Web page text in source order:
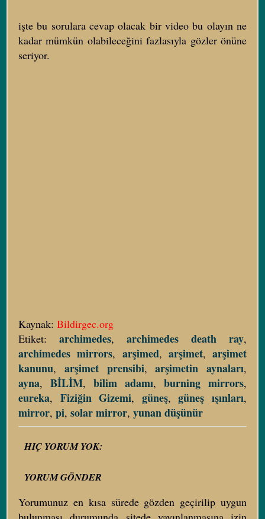
işte bu sorulara cevap olacak bir video bu olayın ne
kadar mümkün olabileceğini fazlasıyla gözler önüne
seriyor.
Kaynak:Bildirgec.org
Etiket:archimedes,archimedes death ray,
archimedes mirrors, arşimed, arşimet, arşimet
kanunu, arşimet prensibi,arşimetin aynaları,
ayna,BİLİM,bilim adamı, burning mirrors,
eureka, Fiziğin Gizemi, güneş,güneş ışınları,
mirror,pi,solar mirror,yunan düşünür
HIÇ YORUM YOK:
YORUM GÖNDER
Yorumunuz en kısa sürede gözden geçirilip uygun